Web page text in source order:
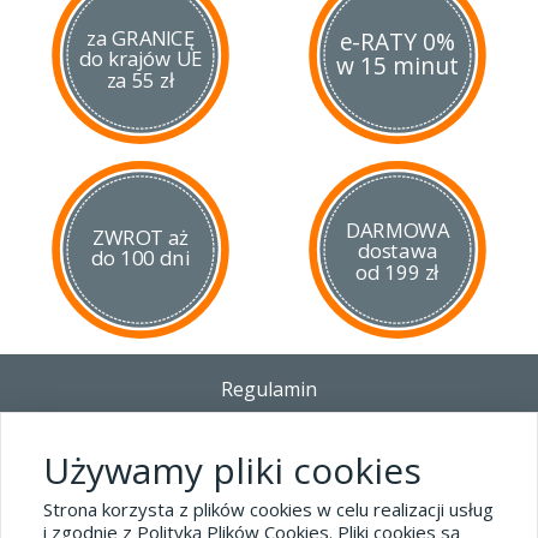
za GRANICĘ
do krajów UE
za 55 zł
e-RATY 0%
w 15 minut
ZWROT aż
do 100 dni
DARMOWA
dostawa
od 199 zł
Regulamin
Polityka prywatności i pliki cookies
Blog
Używamy pliki cookies
Strona korzysta z plików cookies w celu realizacji usług
i zgodnie z Polityką Plików Cookies. Pliki cookies są